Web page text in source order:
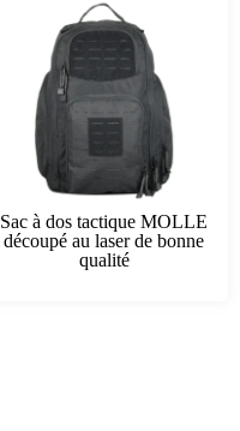
Sac à dos tactique MOLLE
découpé au laser de bonne
qualité